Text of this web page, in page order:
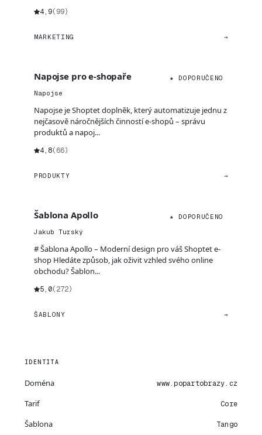
4,9(99)
MARKETING →
Napojse pro e-shopaře
★ DOPORUČENO
Napojse
Napojse je Shoptet doplněk, který automatizuje jednu z
nejčasově náročnějších činností e-shopů – správu
produktů a napoj...
4,8(66)
PRODUKTY →
Šablona Apollo
★ DOPORUČENO
Jakub Turský
# Šablona Apollo – Moderní design pro váš Shoptet e-
shop Hledáte způsob, jak oživit vzhled svého online
obchodu? Šablon...
5,0(272)
ŠABLONY →
IDENTITA
Doména www.popartobrazy.cz
Tarif Core
Šablona Tango